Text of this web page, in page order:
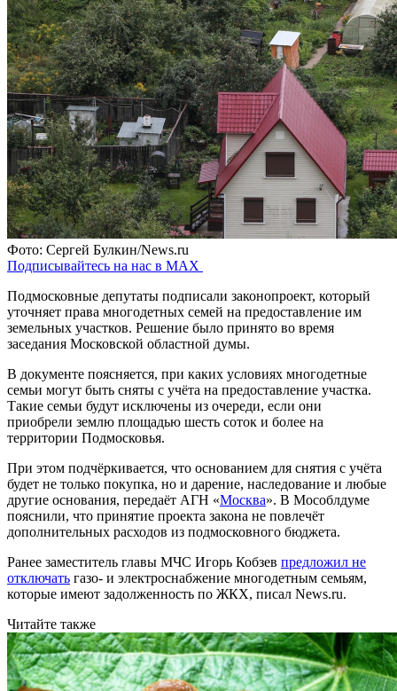
Фото: Сергей Булкин/News.ru
Подписывайтесь на нас в MAX
Подмосковные депутаты подписали законопроект, который
уточняет права многодетных семей на предоставление им
земельных участков. Решение было принято во время
заседания Московской областной думы.
В документе поясняется, при каких условиях многодетные
семьи могут быть сняты с учёта на предоставление участка.
Такие семьи будут исключены из очереди, если они
приобрели землю площадью шесть соток и более на
территории Подмосковья.
При этом подчёркивается, что основанием для снятия с учёта
будет не только покупка, но и дарение, наследование и любые
другие основания, передаёт АГН «Москва». В Мособлдуме
пояснили, что принятие проекта закона не повлечёт
дополнительных расходов из подмосковного бюджета.
Ранее заместитель главы МЧС Игорь Кобзев предложил не
отключать газо- и электроснабжение многодетным семьям,
которые имеют задолженность по ЖКХ, писал News.ru.
Читайте также